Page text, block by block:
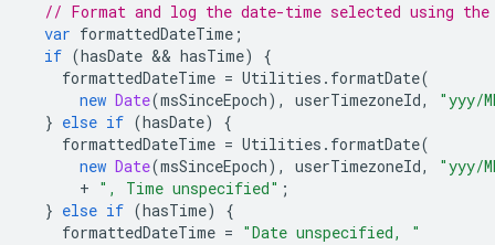
// Format and log the date-time selected using
var formattedDateTime ;
if (hasDate && hasTime)
{
formattedDateTime = Utilities . formatDate(
new Date(msSinceEpoch), userTimezoneId,
"yyy/
} else if (hasDate)
{
formattedDateTime = Utilities . formatDate(
new Date(msSinceEpoch), userTimezoneId,
"yyy/
+ ", Time unspecified" ;
} else if (hasTime)
{
formattedDateTime = "Date unspecified, "